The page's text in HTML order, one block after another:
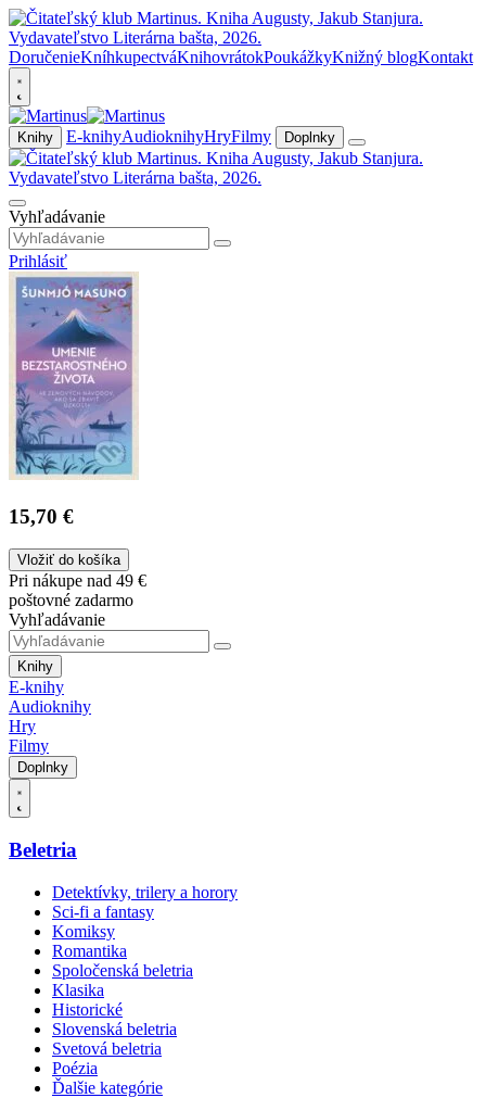
DoručenieKníhkupectváKnihovrátokPoukážkyKnižný blogKontakt
Knihy E-knihyAudioknihyHryFilmy Doplnky
Vyhľadávanie
Prihlásiť
15,70 €
Vložiť do košíka
Pri nákupe nad 49 €
poštovné zadarmo
Vyhľadávanie
Knihy
E-knihy
Audioknihy
Hry
Filmy
Doplnky
Beletria
Detektívky, trilery a horory
Sci-fi a fantasy
Komiksy
Romantika
Spoločenská beletria
Klasika
Historické
Slovenská beletria
Svetová beletria
Poézia
Ďalšie kategórie